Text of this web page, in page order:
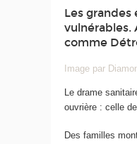
Les
vulnérables.
comme
Image par
Le drame
ouvrière : celle
Des familles